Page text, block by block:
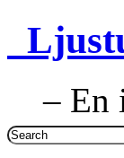
– En